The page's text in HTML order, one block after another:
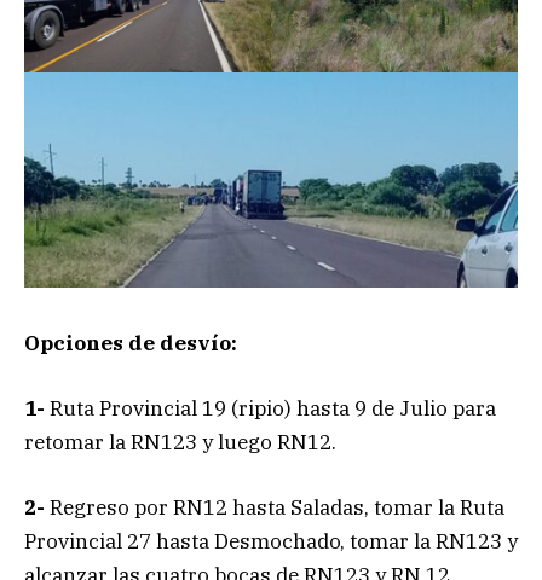
Opciones de desvío:
1- Ruta Provincial 19 (ripio) hasta 9 de Julio para
retomar la RN123 y luego RN12.
2- Regreso por RN12 hasta Saladas, tomar la Ruta
Provincial 27 hasta Desmochado, tomar la RN123 y